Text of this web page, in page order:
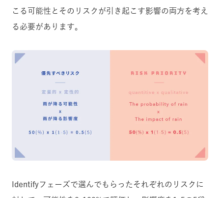
こる可能性とそのリスクが引き起こす影響の両方を考え
る必要があります。
Identifyフェーズで選んでもらったそれぞれのリスクに